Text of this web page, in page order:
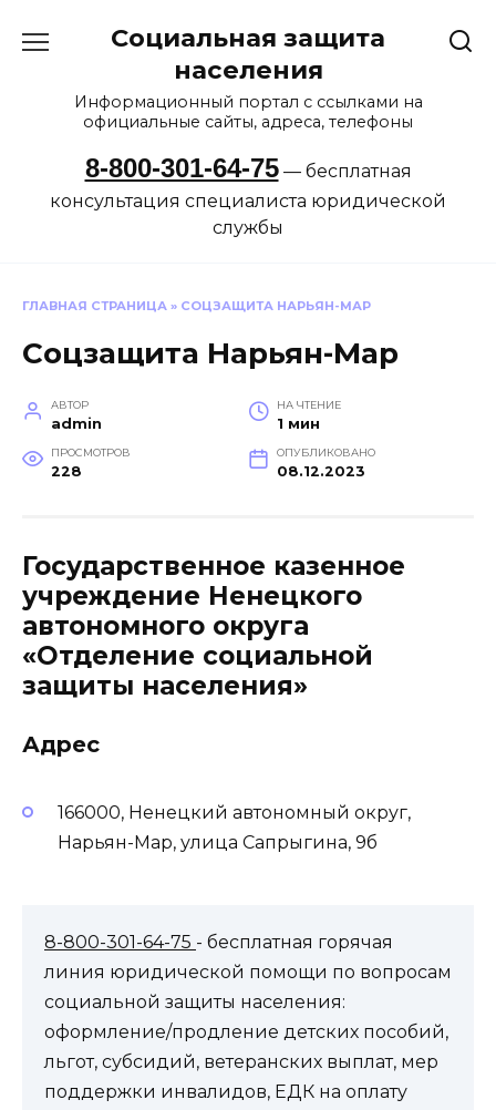
Социальная защита
населения
Информационный портал с ссылками на
официальные сайты, адреса, телефоны
8-800-301-64-75— бесплатная
консультация специалиста юридической
службы
ГЛАВНАЯ СТРАНИЦА » СОЦЗАЩИТА НАРЬЯН-МАР
Соцзащита Нарьян-Мар
АВТОР
admin
НА ЧТЕНИЕ
1 мин
ПРОСМОТРОВ
228
ОПУБЛИКОВАНО
08.12.2023
Государственное казенное
учреждение Ненецкого
автономного округа
«Отделение социальной
защиты населения»
Адрес
166000, Ненецкий автономный округ,
Нарьян-Мар, улица Сапрыгина, 9б
8-800-301-64-75 - бесплатная горячая
линия юридической помощи по вопросам
социальной защиты населения:
оформление/продление детских пособий,
льгот, субсидий, ветеранских выплат, мер
поддержки инвалидов, ЕДК на оплату